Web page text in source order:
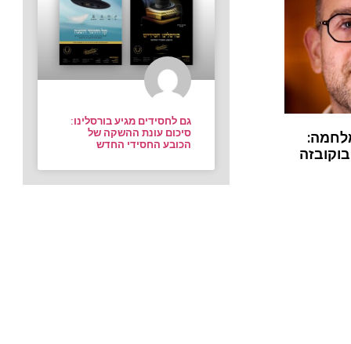
גם לחסידים מגיע בורסלינו:
סיכום עונת ההשקה של
הכובע החסידי החדש